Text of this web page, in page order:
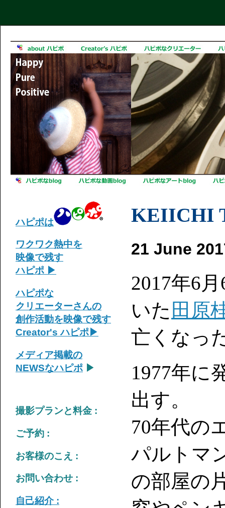
ハピポは
ワクワク熱中を
映像で残す
ハピポ ▶︎
ハピポな
クリエーターさんの
創作活動を映像で残す
Creator's ハピポ ▶
メディア掲載の
NEWSなハピポ ▶
撮影プランと料金 :
ご予約 :
お客様のこえ :
お問い合わせ :
自己紹介 :
KEIICHI
21 June
2017年6
いた 田原
亡くなっ
1977年に
出す。
70年代の
パルトマ
の部屋の